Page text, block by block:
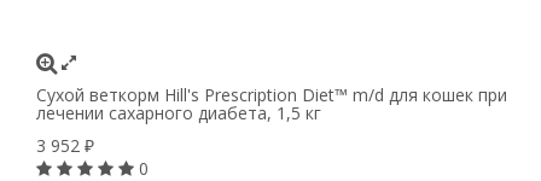
Сухой веткорм Hill's Prescription Diet™ m/d для кошек при
лечении сахарного диабета, 1,5 кг
3 952 ₽
0